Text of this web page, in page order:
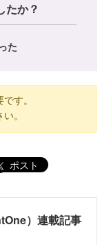
たか？
た
す。
。
ポスト
）連載記事